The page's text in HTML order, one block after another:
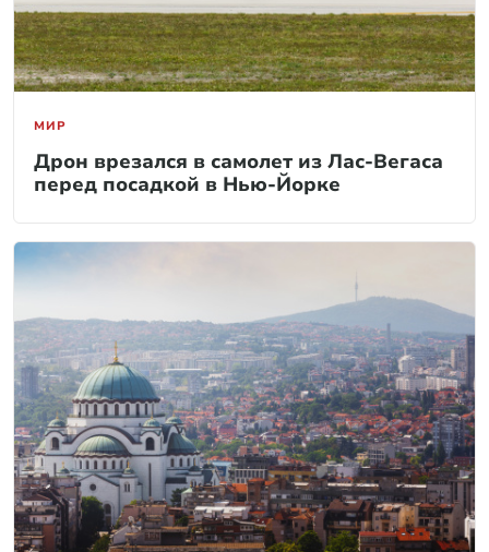
МИР
Дрон врезался в самолет из Лас-Вегаса
перед посадкой в Нью-Йорке